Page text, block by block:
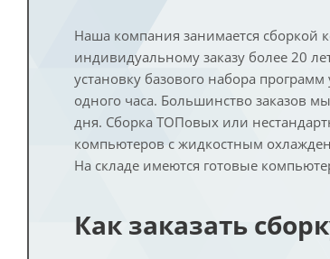
Наша компания занимается сборкой
индивидуальному заказу более 20
установку базового набора
одного часа. Большинство заказов
дня. Сборка ТОПовых или
компьютеров с жидкостным
На складе имеются готовые
Как заказать